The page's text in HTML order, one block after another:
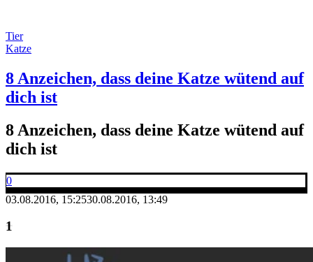
Tier
Katze
8 Anzeichen, dass deine Katze wütend auf
dich ist
8 Anzeichen, dass deine Katze wütend auf
dich ist
0
03.08.2016, 15:2530.08.2016, 13:49